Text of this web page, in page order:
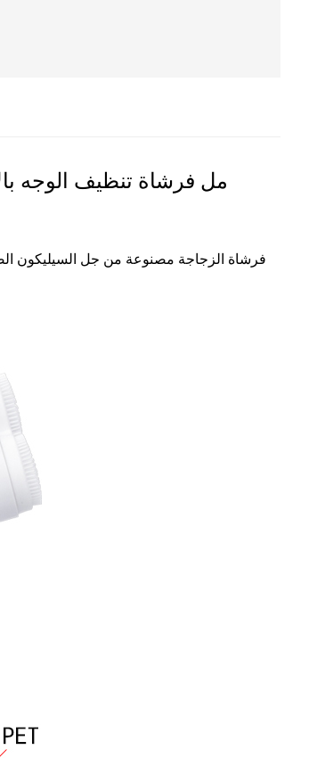
100 مل فرشاة تنظيف الوجه
فرشاة الزجاجة مصنوعة من جل السيليكون